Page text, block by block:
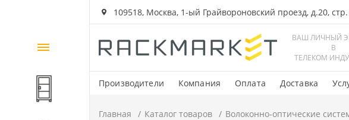
109518, Москва, 1-ый Грайвороновский проезд, д.20,
ВАШ ЛИЧНЫЙ
В
ТЕЛЕКОМ
Производители Компания Оплата Доставка
Каталог
товаров
Шкафы и стойки
Главная Каталог товаров Волоконно-оптические